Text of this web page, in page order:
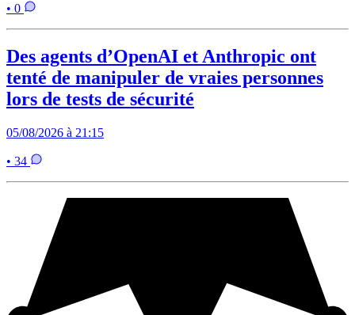
• 0
Des agents d’OpenAI et Anthropic ont
tenté de manipuler de vraies personnes
lors de tests de sécurité
05/08/2026 à 21:15
• 34